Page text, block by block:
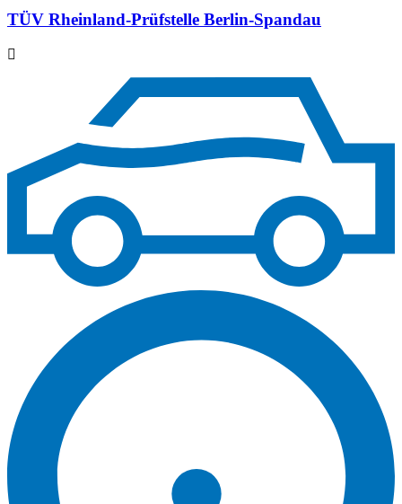
TÜV Rheinland-Prüfstelle Berlin-Spandau